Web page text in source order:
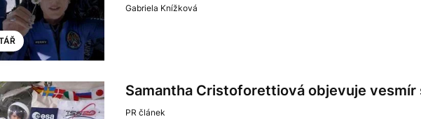
Gabriela Knížková
Samantha Cristoforettiová objevuje vesmír
PR článek